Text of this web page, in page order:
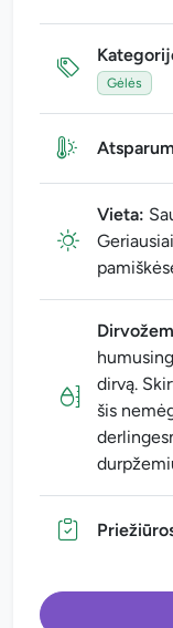
Gėlės
Vieta:
dirvą.
šis